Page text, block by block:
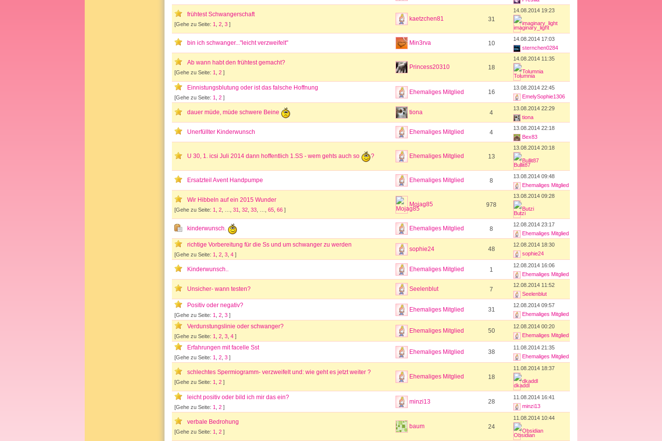
frühtest Schwangerschaft
[Gehe zu Seite: 1 2 3 ]
kaetzchen81 31
14.08.2014 19:23
imaginary_light
bin ich schwanger..."leicht verzweifelt" Min3rva 10
14.08.2014 17:03
sternchen0284
Ab wann habt den frühtest gemacht?
[Gehe zu Seite: 1 2 ]
Princess20310 18
14.08.2014 11:35
Tolumnia
Einnistungsblutung oder ist das falsche Hoffnung
[Gehe zu Seite: 1 2 ]
Ehemaliges Mitglied 16
13.08.2014 22:45
EmelySophie1306
dauer müde, müde schwere Beine tiona 4
13.08.2014 22:29
tiona
Unerfüllter Kinderwunsch Ehemaliges Mitglied 4
13.08.2014 22:18
Bex83
U 30, 1. icsi Juli 2014 dann hoffentlich 1.SS - wem gehts auch so ? Ehemaliges Mitglied 13
13.08.2014 20:18
Bullit87
Ersatzteil Avent Handpumpe Ehemaliges Mitglied 8
13.08.2014 09:48
Ehemaliges Mitglied
Wir Hibbeln auf ein 2015 Wunder
[Gehe zu Seite: 1 2 31 32 33 65 66 ]
Mojag85 978
13.08.2014 09:28
Butzi
kinderwunsch. Ehemaliges Mitglied 8
12.08.2014 23:17
Ehemaliges Mitglied
richtige Vorbereitung für die Ss und um schwanger zu werden
[Gehe zu Seite: 1 2 3 4 ]
sophie24 48
12.08.2014 18:30
sophie24
Kinderwunsch.. Ehemaliges Mitglied 1
12.08.2014 16:06
Ehemaliges Mitglied
Unsicher- wann testen? Seelenblut 7
12.08.2014 11:52
Seelenblut
Positiv oder negativ?
[Gehe zu Seite: 1 2 3 ]
Ehemaliges Mitglied 31
12.08.2014 09:57
Ehemaliges Mitglied
Verdunstungslinie oder schwanger?
[Gehe zu Seite: 1 2 3 4 ]
Ehemaliges Mitglied 50
12.08.2014 00:20
Ehemaliges Mitglied
Erfahrungen mit facelle Sst
[Gehe zu Seite: 1 2 3 ]
Ehemaliges Mitglied 38
11.08.2014 21:35
Ehemaliges Mitglied
schlechtes Spermiogramm- verzweifelt und: wie geht es jetzt weiter ?
[Gehe zu Seite: 1 2 ]
Ehemaliges Mitglied 18
11.08.2014 18:37
dkaddl
leicht positiv oder bild ich mir das ein?
[Gehe zu Seite: 1 2 ]
minzi13 28
11.08.2014 16:41
minzi13
verbale Bedrohung
[Gehe zu Seite: 1 2 ]
baum 24
11.08.2014 10:44
Obsidian